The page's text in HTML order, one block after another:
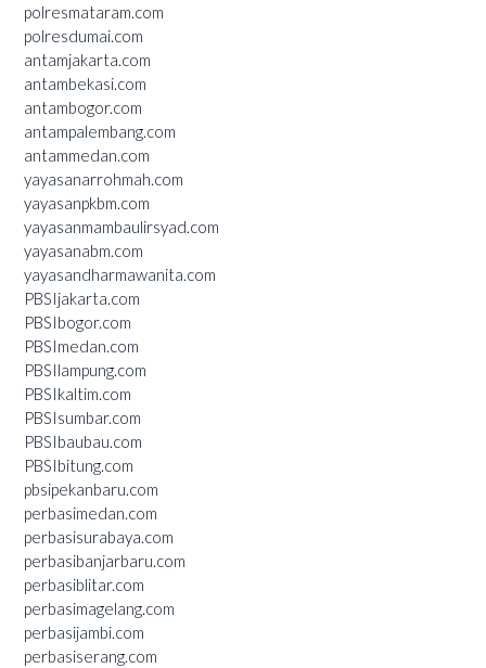
polresmataram.com
polresdumai.com
antamjakarta.com
antambekasi.com
antambogor.com
antampalembang.com
antammedan.com
yayasanarrohmah.com
yayasanpkbm.com
yayasanmambaulirsyad.com
yayasanabm.com
yayasandharmawanita.com
PBSIjakarta.com
PBSIbogor.com
PBSImedan.com
PBSIlampung.com
PBSIkaltim.com
PBSIsumbar.com
PBSIbaubau.com
PBSIbitung.com
pbsipekanbaru.com
perbasimedan.com
perbasisurabaya.com
perbasibanjarbaru.com
perbasiblitar.com
perbasimagelang.com
perbasijambi.com
perbasiserang.com